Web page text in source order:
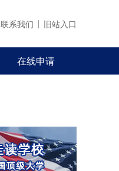
联系我们 旧站入口
在线申请